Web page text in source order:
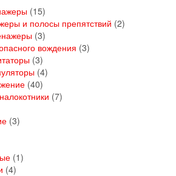
1515
товаров
и полосы препятствий 22
33
товара
вождения 33
33
товара
44
4040
товаров
77
33
11
44